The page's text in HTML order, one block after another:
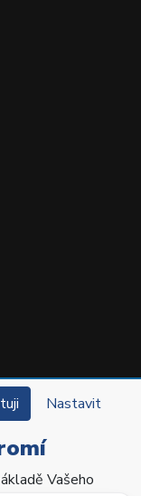
práva
Nastavit
Vašeho